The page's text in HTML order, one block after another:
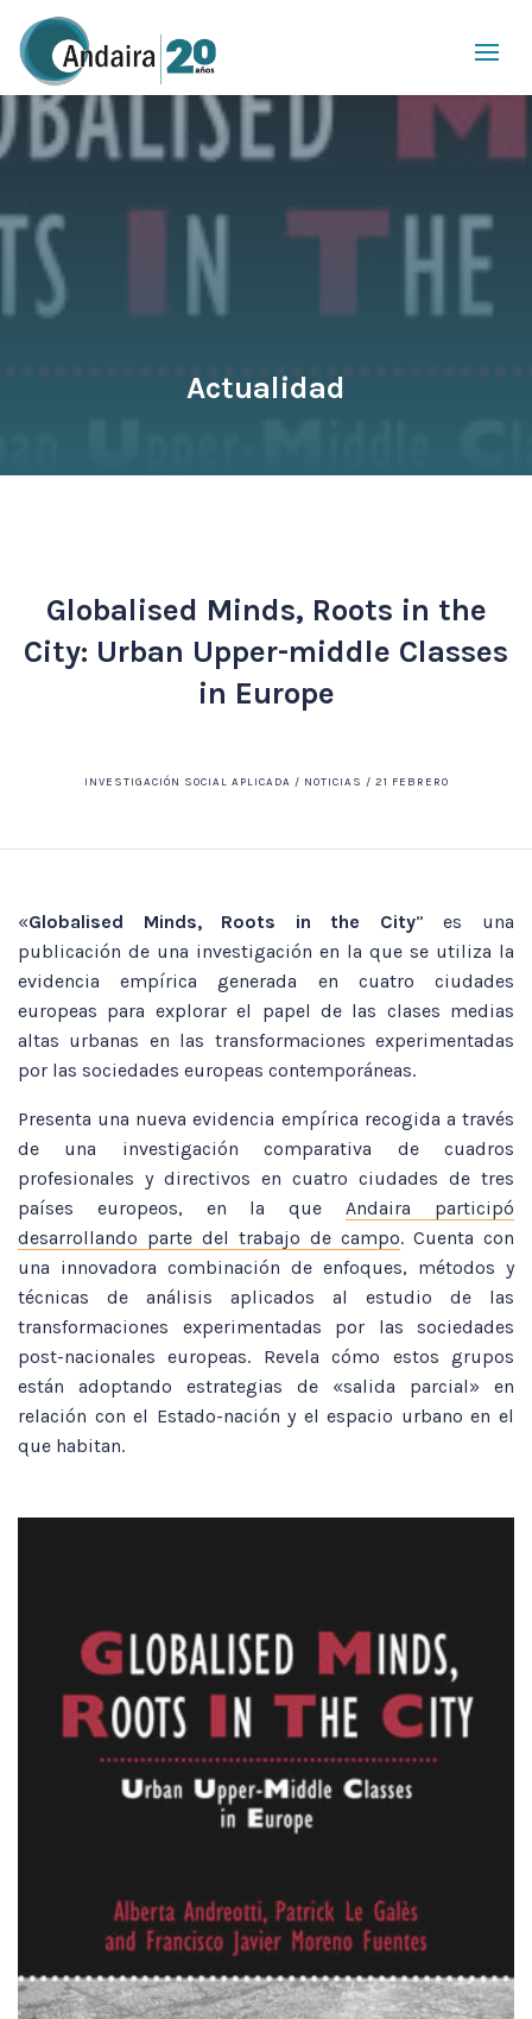
Actualidad
Globalised Minds, Roots in the
City: Urban Upper-middle Classes
in Europe
INVESTIGACIÓN SOCIAL APLICADA / NOTICIAS / 21 FEBRERO
«Globalised Minds, Roots in the City” es una
publicación de una investigación en la que se utiliza la
evidencia empírica generada en cuatro ciudades
europeas para explorar el papel de las clases medias
altas urbanas en las transformaciones experimentadas
por las sociedades europeas contemporáneas.
Presenta una nueva evidencia empírica recogida a través
de una investigación comparativa de cuadros
profesionales y directivos en cuatro ciudades de tres
países europeos, en la queAndaira participó
desarrollando parte del trabajo de campo. Cuenta con
una innovadora combinación de enfoques, métodos y
técnicas de análisis aplicados al estudio de las
transformaciones experimentadas por las sociedades
post-nacionales europeas. Revela cómo estos grupos
están adoptando estrategias de «salida parcial» en
relación con el Estado-nación y el espacio urbano en el
que habitan.